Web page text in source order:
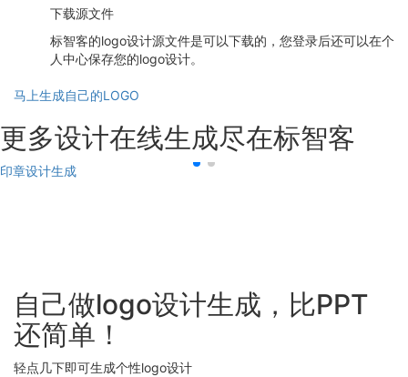
下载源文件
标智客的logo设计源文件是可以下载的，您登录后还可以在个
人中心保存您的logo设计。
马上生成自己的LOGO
更多设计在线生成尽在标智客
印章设计生成
自己做logo设计生成，比PPT
还简单！
轻点几下即可生成个性logo设计